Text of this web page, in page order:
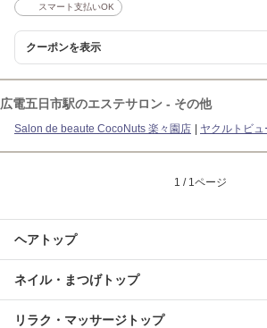
スマート支払いOK
クーポンを表示
広電五日市駅のエステサロン - その他
Salon de beaute CocoNuts 楽々園店 ヤクルトビ
1 / 1ページ
ヘアトップ
ネイル・まつげトップ
リラク・マッサージトップ